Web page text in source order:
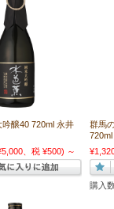
醸40 720ml 永井
、税 ¥500) ～
群馬
720ml
購入